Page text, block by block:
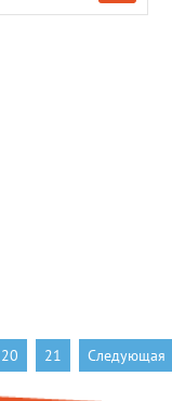
20 21 Следующая